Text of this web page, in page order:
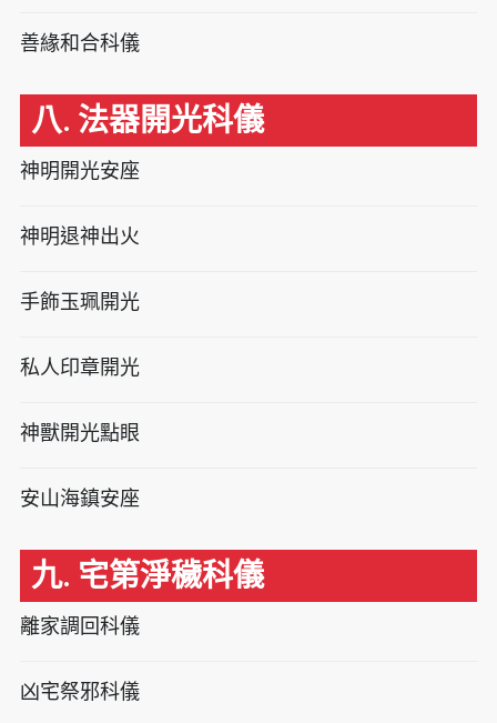
善緣和合科儀
八. 法器開光科儀
神明開光安座
神明退神出火
手飾玉珮開光
私人印章開光
神獸開光點眼
安山海鎮安座
九. 宅第淨穢科儀
離家調回科儀
凶宅祭邪科儀